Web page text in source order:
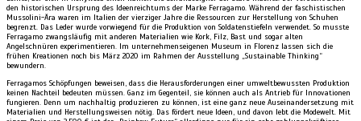
den historischen Ursprung des Ideenreichtums der Marke Ferragamo. Während der faschistischen
Mussolini-Ära waren im Italien der vierziger Jahre die Ressourcen zur Herstellung von Schuhen
begrenzt. Das Leder wurde vorwiegend für die Produktion von Soldatenstiefeln verwendet. So musste
Ferragamo zwangsläufig mit anderen Materialien wie Kork, Filz, Bast und sogar alten
Angelschnüren experimentieren. Im unternehmenseigenen Museum in Florenz lassen sich die
frühen Kreationen noch bis März 2020 im Rahmen der Ausstellung „Sustainable Thinking“
bewundern.
Ferragamos Schöpfungen beweisen, dass die Herausforderungen einer umweltbewussten Produktion
keinen Nachteil bedeuten müssen. Ganz im Gegenteil, sie können auch als Antrieb für Innovationen
fungieren. Denn um nachhaltig produzieren zu können, ist eine ganz neue Auseinandersetzung mit
Materialien und Herstellungsweisen nötig. Das fördert neue Ideen, und davon lebt die Modewelt. Mit